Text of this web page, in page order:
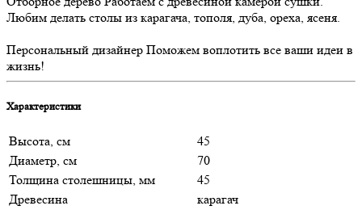
Любим делать столы из карагача, тополя, дуба, ореха, ясеня.
Персональный дизайнер Поможем воплотить все ваши идеи в
жизнь!
Характеристики
Высота, см
45
Диаметр, см
70
Толщина столешницы, мм
45
Древесина
карагач